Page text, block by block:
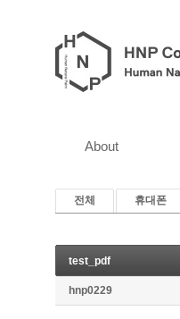
About
전체 휴대폰
test_pdf
hnp0229